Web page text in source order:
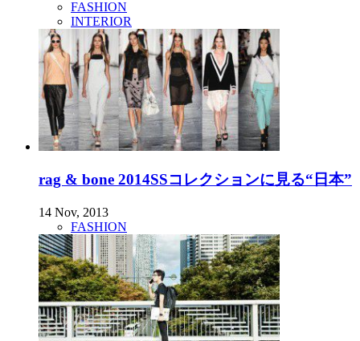
FASHION
INTERIOR
rag & bone 2014SSコレクションに見る“日本”
14 Nov, 2013
FASHION